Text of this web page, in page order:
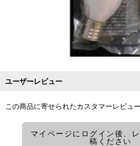
ユーザーレビュー
この商品に寄せられたカスタマーレビュ
マイページにログイン後、
稿ください